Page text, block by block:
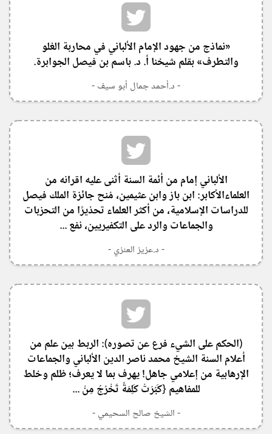
«نماذج من جهود الإمام الألباني في محاربة الغلو
والتطرف» بقلم شيخنا أ. د. باسم بن فيصل الجوابرة.
- د.أحمد جمال أبو سيف -
‏الألباني إمام من أئمة السنة أثنى عليه اقرانه من
العلماءالأكابر: ابن باز وابن عثيمين، مُنح جائزة الملك فيصل
للدراسات الإسلامية، من أكثر العلماء تحذيرًا من التحزبات
والجماعات والرد على التكفيريين، نفع ...
- د.عزيز العنزي -
(الحكم على الشيء فرع عن تصوره): الربط بين علم من
أعلام السنة الشيخ محمد ناصر الدين الألباني والجماعات
الإرهابية من إعلامي جاهل! يهرف بما لا يعرف؛ ظلم وخلط
للمفاهيم {كَبُرَتْ كَلِمَةً تَخْرُجُ مِنْ ...
- الشيخ صالح السحيمي -